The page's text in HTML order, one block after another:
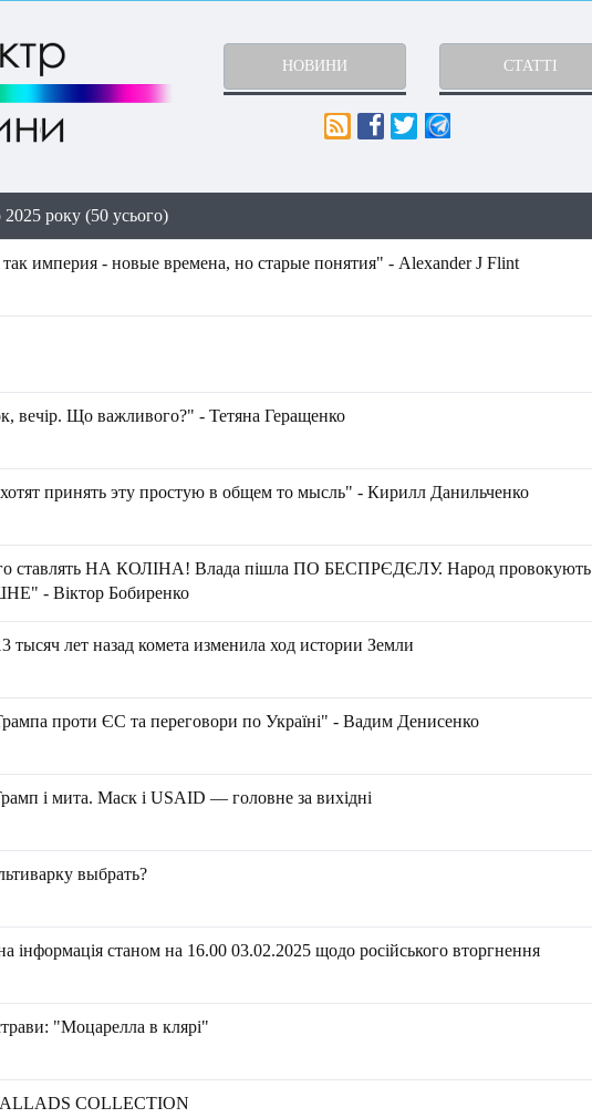
НОВИНИ СТАТТІ
2025 року (50 усього)
империя - новые времена, но старые понятия" - Аlexander J Flint
вечір. Що важливого?" - Тетяна Геращенко
принять эту простую в общем то мысль" - Кирилл Данильченко
ставлять НА КОЛІНА! Влада пішла ПО БЕСПРЄДЄЛУ. Народ провокують
- Віктор Бобиренко
тысяч лет назад комета изменила ход истории Земли
проти ЄС та переговори по Україні" - Вадим Денисенко
і мита. Маск і USAID — головне за вихідні
выбрать?
інформація станом на 16.00 03.02.2025 щодо російського вторгнення
"Моцарелла в клярі"
COLLECTION